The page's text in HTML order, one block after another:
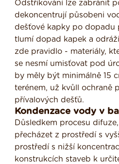
Odstřikování lze zabránit
dekoncentrují působeni
dešťové kapky po dopadu
tlumí dopad kapek a
zde pravidlo - materiály,
se nesmí umisťovat pod
by měly být minimálně 15
terénem, už kvůll ochraně
přívalových dešťů.
Kondenzace vody v
Důsledkem procesu
přecházet z prostředí s
prostředí s nižší
konstrukcích staveb k